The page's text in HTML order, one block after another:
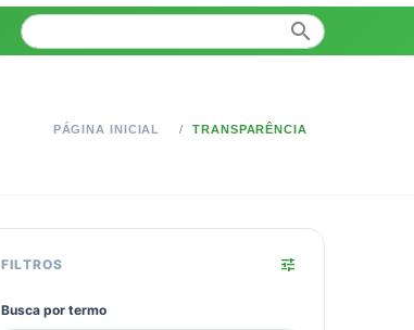
search
PÁGINA INICIAL TRANSPARÊNCIA
FILTROS tune
Busca por termo